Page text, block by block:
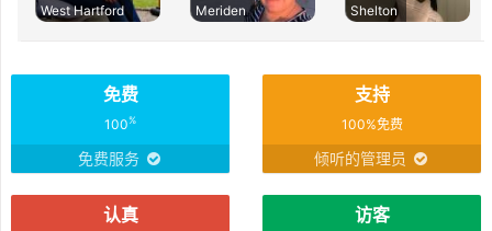
West Hartford
Meriden
Shelton
免费
100%
免费服务
支持
100%免费
倾听的管理员
认真 访客